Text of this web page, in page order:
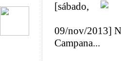
[sábado,
09/nov/2013]
Campana...